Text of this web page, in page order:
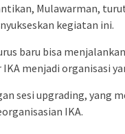
Mulawarman,
kegiatan ini.
baru bisa
menjadi organisasi
sesi upgrading, yang
IKA.